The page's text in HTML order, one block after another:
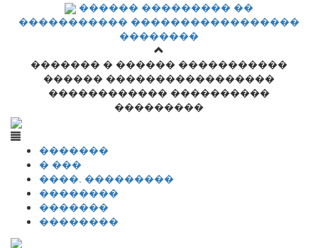
������ ��������� ��
����������� �����������������
��������
������� � ������ �����������
������ �����������������
������������ ����������
���������
�������
� ���
����. ���������
��������
�������
��������